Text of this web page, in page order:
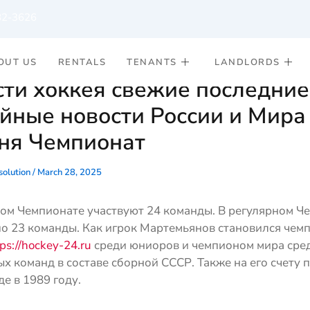
US RENTALS TENANTS LANDLORDS
хоккея свежие последние
новости России и
Чемпионат
/ March 28, 2025
Чемпионате участвуют 24 команды. В регулярном
23 команды. Как игрок Мартемьянов становился
hockey-24.ru среди юниоров и чемпионом мира
команд в составе сборной СССР. Также на его счету
в 1989 году.